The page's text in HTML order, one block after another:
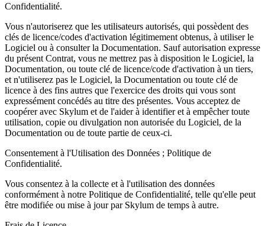
Confidentialité.
Vous n'autoriserez que les utilisateurs autorisés, qui possèdent des
clés de licence/codes d'activation légitimement obtenus, à utiliser le
Logiciel ou à consulter la Documentation. Sauf autorisation expresse
du présent Contrat, vous ne mettrez pas à disposition le Logiciel, la
Documentation, ou toute clé de licence/code d'activation à un tiers,
et n'utiliserez pas le Logiciel, la Documentation ou toute clé de
licence à des fins autres que l'exercice des droits qui vous sont
expressément concédés au titre des présentes. Vous acceptez de
coopérer avec Skylum et de l'aider à identifier et à empêcher toute
utilisation, copie ou divulgation non autorisée du Logiciel, de la
Documentation ou de toute partie de ceux-ci.
Consentement à l'Utilisation des Données ; Politique de
Confidentialité.
Vous consentez à la collecte et à l'utilisation des données
conformément à notre Politique de Confidentialité, telle qu'elle peut
être modifiée ou mise à jour par Skylum de temps à autre.